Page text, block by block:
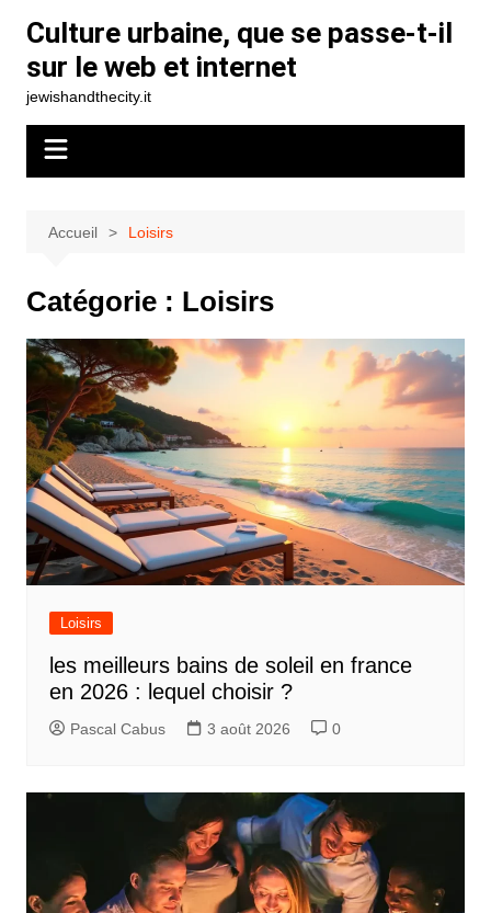
contenu
Culture urbaine, que se passe-t-il
sur le web et internet
jewishandthecity.it
Accueil Loisirs
Catégorie : Loisirs
Loisirs
les meilleurs bains de soleil en france
en 2026 : lequel choisir ?
Pascal Cabus 3 août 2026 0